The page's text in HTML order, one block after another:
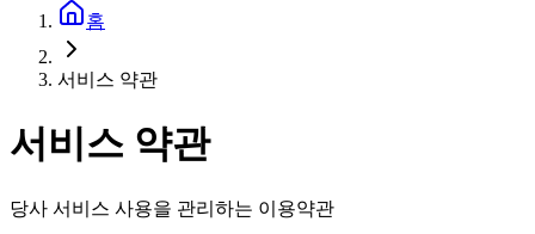
홈
서비스 약관
서비스 약관
당사 서비스 사용을 관리하는 이용약관